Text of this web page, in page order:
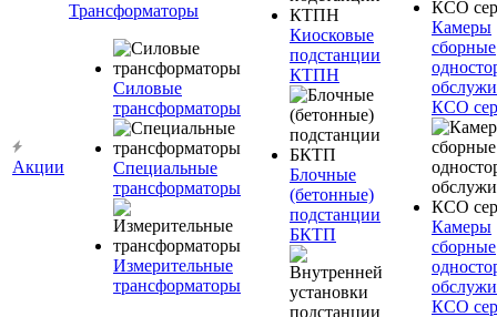
Акции
Трансформаторы
Силовые
трансформаторы
Специальные
трансформаторы
Измерительные
трансформаторы
Киосковые
подстанции
КТПН
Блочные
(бетонные)
подстанции
БКТП
Камеры
сборные
КСО
Камеры
сборные
КСО